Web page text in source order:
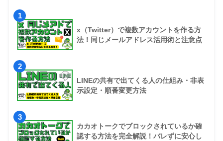
1
x（Twitter）で複数アカウントを作る方
法！同じメールアドレス活用術と注意点
2
LINEの共有で出てくる人の仕組み・非表
示設定・順番変更方法
3
カカオトークでブロックされているか確
認する方法を完全解説！バレずに安心し